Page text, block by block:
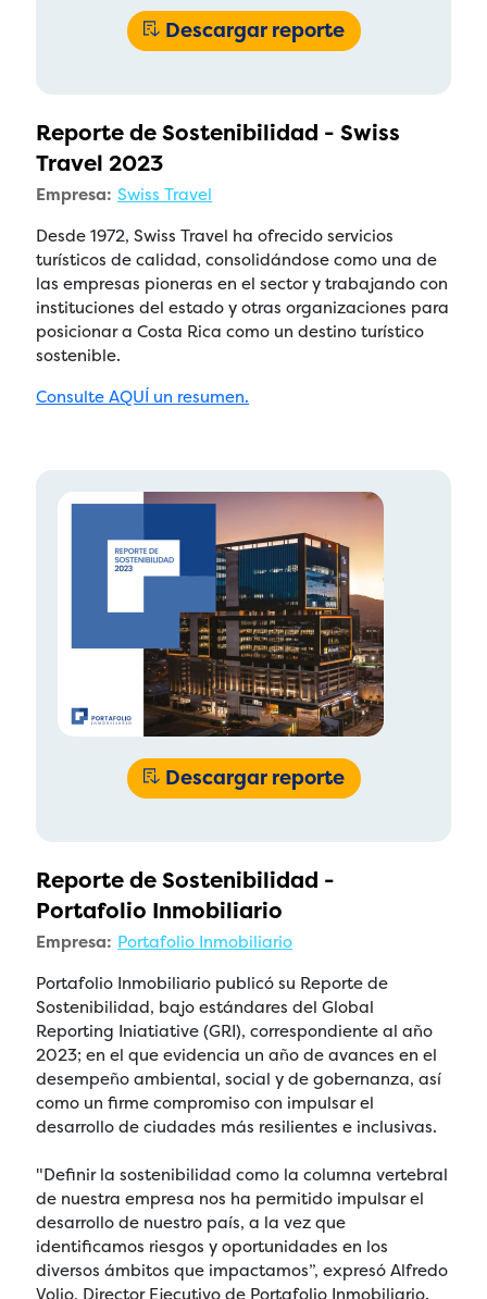
Descargar reporte
Reporte de Sostenibilidad - Swiss
Travel 2023
Empresa: Swiss Travel
Desde 1972, Swiss Travel ha ofrecido servicios
turísticos de calidad, consolidándose como una de
las empresas pioneras en el sector y trabajando con
instituciones del estado y otras organizaciones para
posicionar a Costa Rica como un destino turístico
sostenible.
Consulte AQUÍ un resumen.
Descargar reporte
Reporte de Sostenibilidad -
Portafolio Inmobiliario
Empresa: Portafolio Inmobiliario
Portafolio Inmobiliario publicó su Reporte de
Sostenibilidad, bajo estándares del Global
Reporting Iniatiative (GRI), correspondiente al año
2023; en el que evidencia un año de avances en el
desempeño ambiental, social y de gobernanza, así
como un firme compromiso con impulsar el
desarrollo de ciudades más resilientes e inclusivas.
"Definir la sostenibilidad como la columna vertebral
de nuestra empresa nos ha permitido impulsar el
desarrollo de nuestro país, a la vez que
identificamos riesgos y oportunidades en los
diversos ámbitos que impactamos”, expresó Alfredo
Volio, Director Ejecutivo de Portafolio Inmobiliario.